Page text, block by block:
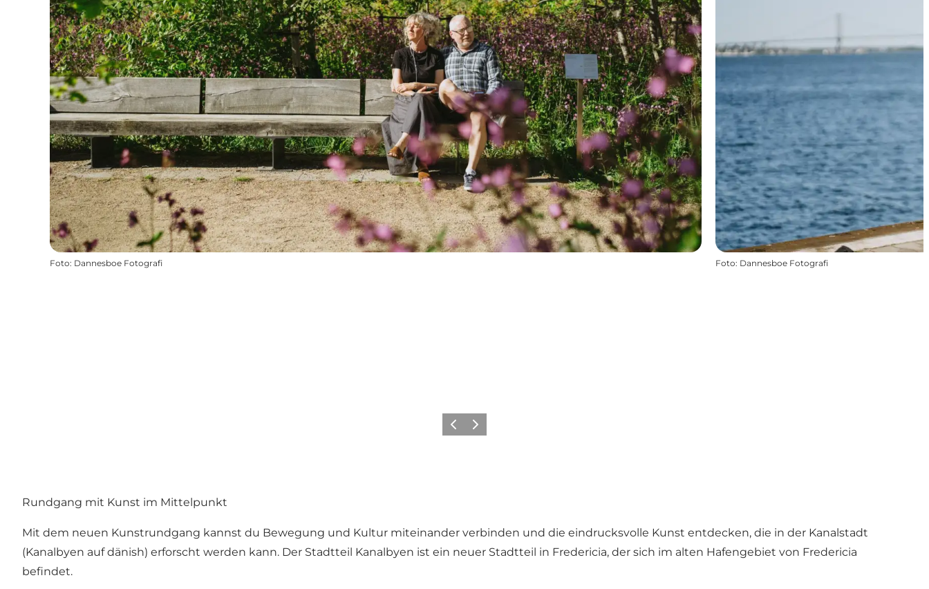
Foto: Dannesboe Fotografi Foto: Dannesboe Fotografi
ZurückWeiter
Rundgang mit Kunst im Mittelpunkt
Mit dem neuen Kunstrundgang kannst du Bewegung und Kultur miteinander verbinden und die eindrucksvolle Kunst entdecken, die in der Kanalstadt
(Kanalbyen auf dänish) erforscht werden kann. Der Stadtteil Kanalbyen ist ein neuer Stadtteil in Fredericia, der sich im alten Hafengebiet von Fredericia
befindet.